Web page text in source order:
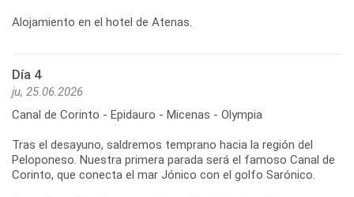
Día 4
ju, 25.06.2026
Canal de Corinto - Epidauro - Micenas - Olympia
Tras el desayuno, saldremos temprano hacia la región del
Peloponeso. Nuestra primera parada será el famoso Canal de
Corinto, que conecta el mar Jónico con el golfo Sarónico.